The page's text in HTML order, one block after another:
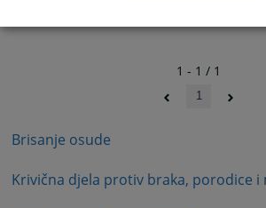
Brisanje osude
Krivična djela protiv braka, porodice i
1 - 1 / 1
1